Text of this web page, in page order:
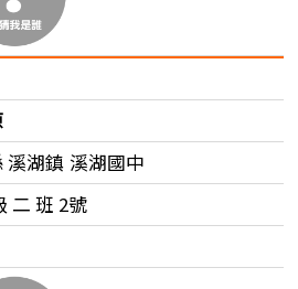
溪湖鎮 溪湖國中
二 班 2號